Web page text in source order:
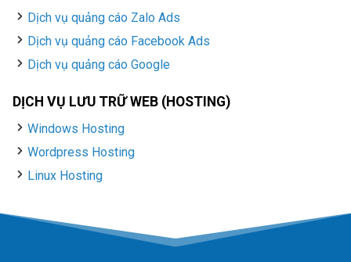
Dịch vụ quảng cáo Zalo Ads
Dịch vụ quảng cáo Facebook Ads
Dịch vụ quảng cáo Google
DỊCH VỤ LƯU TRỮ WEB (HOSTING)
Windows Hosting
Wordpress Hosting
Linux Hosting